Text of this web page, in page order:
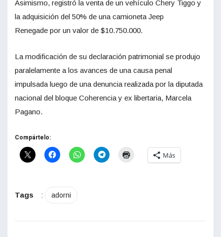
Asimismo, registró la venta de un vehículo Chery Tiggo y
la adquisición del 50% de una camioneta Jeep
Renegade por un valor de $10.750.000.
La modificación de su declaración patrimonial se produjo
paralelamente a los avances de una causa penal
impulsada luego de una denuncia realizada por la diputada
nacional del bloque Coherencia y ex libertaria, Marcela
Pagano.
Compártelo:
Más
Tags : adorni